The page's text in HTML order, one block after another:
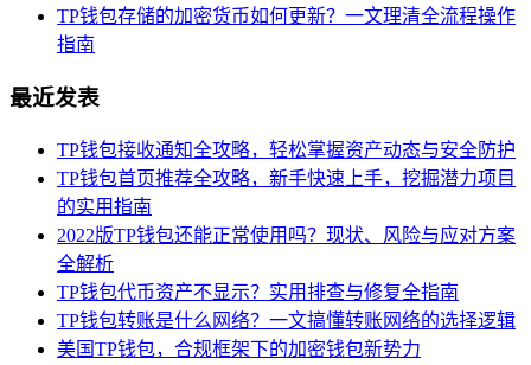
TP钱包存储的加密货币如何更新？一文理清全流程操作
指南
最近发表
TP钱包接收通知全攻略，轻松掌握资产动态与安全防护
TP钱包首页推荐全攻略，新手快速上手，挖掘潜力项目
的实用指南
2022版TP钱包还能正常使用吗？现状、风险与应对方案
全解析
TP钱包代币资产不显示？实用排查与修复全指南
TP钱包转账是什么网络？一文搞懂转账网络的选择逻辑
美国TP钱包，合规框架下的加密钱包新势力